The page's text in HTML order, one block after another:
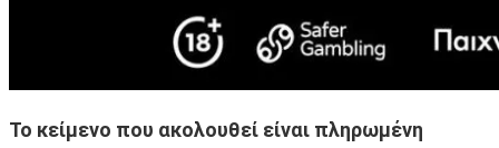
Το κείμενο που ακολουθεί είναι πληρωμένη